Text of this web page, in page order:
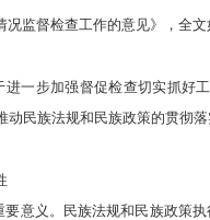
监督检查工作的意见》，全文
步加强督促检查切实抓好
民族法规和民族政策的贯彻
义。民族法规和民族政策